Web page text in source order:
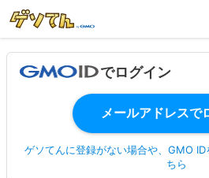
でログイン
ゲソてんに登録がない場合や、GMO
ちら